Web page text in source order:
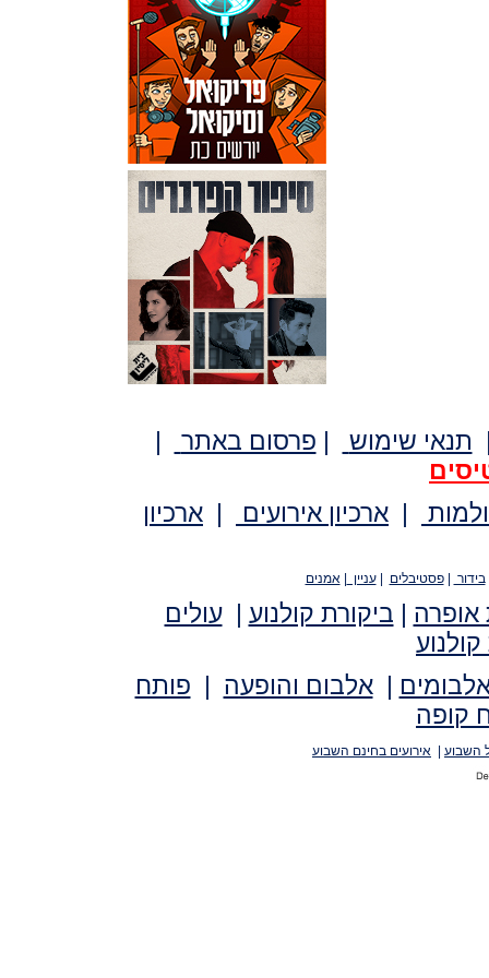
תנאי שימוש | פרסום באתר
|
| ארכיון אירועים | ארכיון
בידור |פסטיבלים |עניין |אמנים
אופרה | ביקורת קולנוע |עולים
קולנוע
|אלבום והופעה | פותח
קופה
השבוע אירועים בחינם השבוע